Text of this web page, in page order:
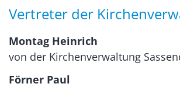
Vertreter der
Montag Heinrich
von der Kirchenverwaltung
Förner Paul